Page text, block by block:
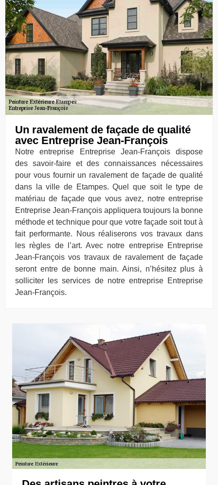
Un ravalement de façade de qualité
avec Entreprise Jean-François
Notre entreprise Entreprise Jean-François dispose
des savoir-faire et des connaissances nécessaires
pour vous fournir un ravalement de façade de qualité
dans la ville de Etampes. Quel que soit le type de
matériau de façade que vous avez, notre entreprise
Entreprise Jean-François appliquera toujours la bonne
méthode et technique pour que votre façade soit tout à
fait performante. Nous réaliserons vos travaux dans
les règles de l’art. Avec notre entreprise Entreprise
Jean-François vos travaux de ravalement de façade
seront entre de bonne main. Ainsi, n’hésitez plus à
solliciter les services de notre entreprise Entreprise
Jean-François.